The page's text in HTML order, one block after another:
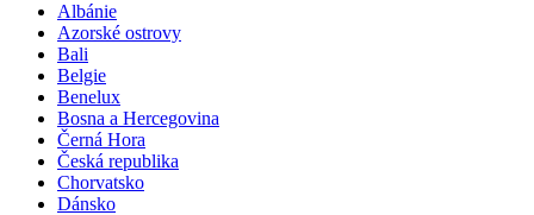
Albánie
Azorské ostrovy
Bali
Belgie
Benelux
Bosna a Hercegovina
Černá Hora
Česká republika
Chorvatsko
Dánsko